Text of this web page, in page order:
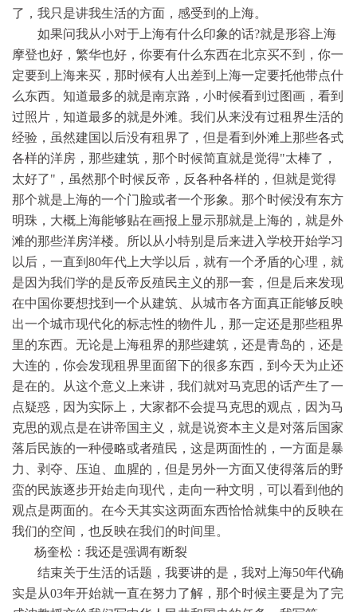
了，我只是讲我生活的方面，感受到的上海。
如果问我从小对于上海有什么印象的话?就是形容上海
摩登也好，繁华也好，你要有什么东西在北京买不到，你一
定要到上海来买，那时候有人出差到上海一定要托他带点什
么东西。知道最多的就是南京路，小时候看到过图画，看到
过照片，知道最多的就是外滩。我们从来没有过租界生活的
经验，虽然建国以后没有租界了，但是看到外滩上那些各式
各样的洋房，那些建筑，那个时候简直就是觉得"太棒了，
太好了"，虽然那个时候反帝，反各种各样的，但就是觉得
那个就是上海的一个门脸或者一个形象。那个时候没有东方
明珠，大概上海能够贴在画报上显示那就是上海的，就是外
滩的那些洋房洋楼。所以从小特别是后来进入学校开始学习
以后，一直到80年代上大学以后，就有一个矛盾的心理，就
是因为我们学的是反帝反殖民主义的那一套，但是后来发现
在中国你要想找到一个从建筑、从城市各方面真正能够反映
出一个城市现代化的标志性的物件儿，那一定还是那些租界
里的东西。无论是上海租界的那些建筑，还是青岛的，还是
大连的，你会发现租界里面留下的很多东西，到今天为止还
是在的。从这个意义上来讲，我们就对马克思的话产生了一
点疑惑，因为实际上，大家都不会提马克思的观点，因为马
克思的观点是在讲帝国主义，就是说资本主义是对落后国家
落后民族的一种侵略或者殖民，这是两面性的，一方面是暴
力、剥夺、压迫、血腥的，但是另外一方面又使得落后的野
蛮的民族逐步开始走向现代，走向一种文明，可以看到他的
观点是两面的。在今天其实这两面东西恰恰就集中的反映在
我们的空间，也反映在我们的时间里。
杨奎松：我还是强调有断裂
结束关于生活的话题，我要讲的是，我对上海50年代确
实是从03年开始就一直在努力了解，那个时候主要是为了完